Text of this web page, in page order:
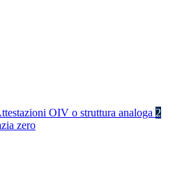
OIV o struttura analoga 2
zero